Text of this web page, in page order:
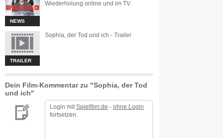
NEWS
Wiederholung online und im TV
TRAILER
Sophia, der Tod und ich - Trailer
Dein Film-Kommentar zu "Sophia, der Tod
und ich"
Login mit Spielfilm.de - ohne Login
fortsetzen.